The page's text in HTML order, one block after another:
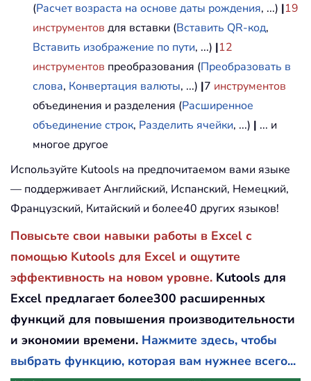
(Расчет возраста на основе даты рождения, ...) |19
инструментов для вставки (Вставить QR-код,
Вставить изображение по пути, ...) |12
инструментов преобразования (Преобразовать в
слова, Конвертация валюты, ...) |7 инструментов
объединения и разделения (Расширенное
объединение строк, Разделить ячейки, ...) | ... и
многое другое
Используйте Kutools на предпочитаемом вами языке
— поддерживает Английский, Испанский, Немецкий,
Французский, Китайский и более40 других языков!
Повысьте свои навыки работы в Excel с
помощью Kutools для Excel и ощутите
эффективность на новом уровне. Kutools для
Excel предлагает более300 расширенных
функций для повышения производительности
и экономии времени. Нажмите здесь, чтобы
выбрать функцию, которая вам нужнее всего...